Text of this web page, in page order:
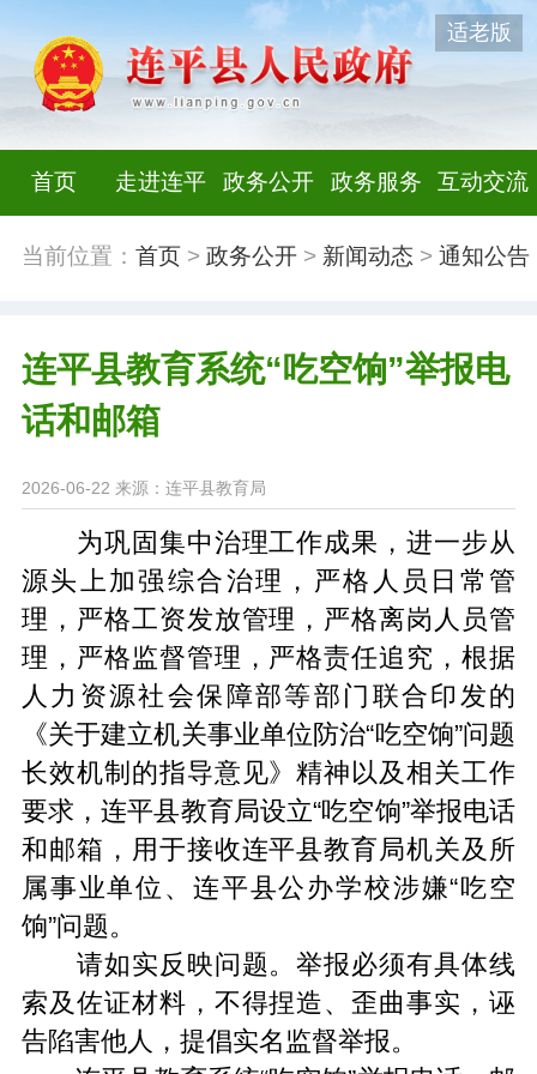
适老版
首页 走进连平 政务公开 政务服务 互动交流
当前位置： 首页> 政务公开> 新闻动态 > 通知公告
连平县教育系统“吃空饷”举报电
话和邮箱
2026-06-22 来源：连平县教育局
为巩固集中治理工作成果，进一步从
源头上加强综合治理，严格人员日常管
理，严格工资发放管理，严格离岗人员管
理，严格监督管理，严格责任追究，根据
人力资源社会保障部等部门联合印发的
《关于建立机关事业单位防治“吃空饷”问题
长效机制的指导意见》精神以及相关工作
要求，连平县教育局设立“吃空饷”举报电话
和邮箱，用于接收连平县教育局机关及所
属事业单位、连平县公办学校涉嫌“吃空
饷”问题。
请如实反映问题。举报必须有具体线
索及佐证材料，不得捏造、歪曲事实，诬
告陷害他人，提倡实名监督举报。